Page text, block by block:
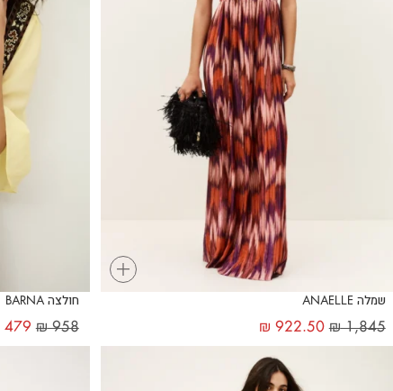
+
שמלה ANAELLE
₪1,845
₪ 922.50
חולצה BARNA
₪958
479